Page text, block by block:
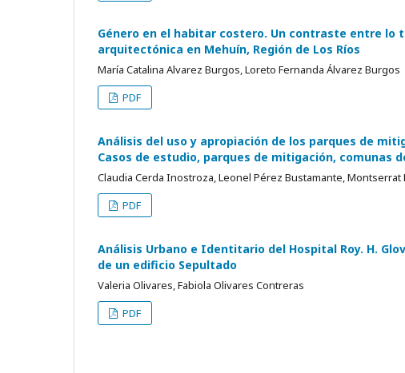
Género en el habitar costero. Un contraste entre lo
arquitectónica en Mehuín, Región de Los Ríos
María Catalina Alvarez Burgos, Loreto Fernanda Álvarez Burgos
PDF
Análisis del uso y apropiación de los parques de
Casos de estudio, parques de mitigación, comunas
Claudia Cerda Inostroza, Leonel Pérez Bustamante, Montserrat
PDF
Análisis Urbano e Identitario del Hospital Roy. H.
de un edificio Sepultado
Valeria Olivares, Fabiola Olivares Contreras
PDF